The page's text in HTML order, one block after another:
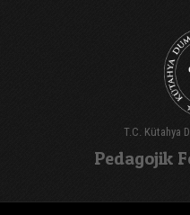
T.C. Kütahya
Pedagojik